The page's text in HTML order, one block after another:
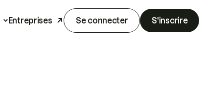
Entreprises Se connecter S'inscrire